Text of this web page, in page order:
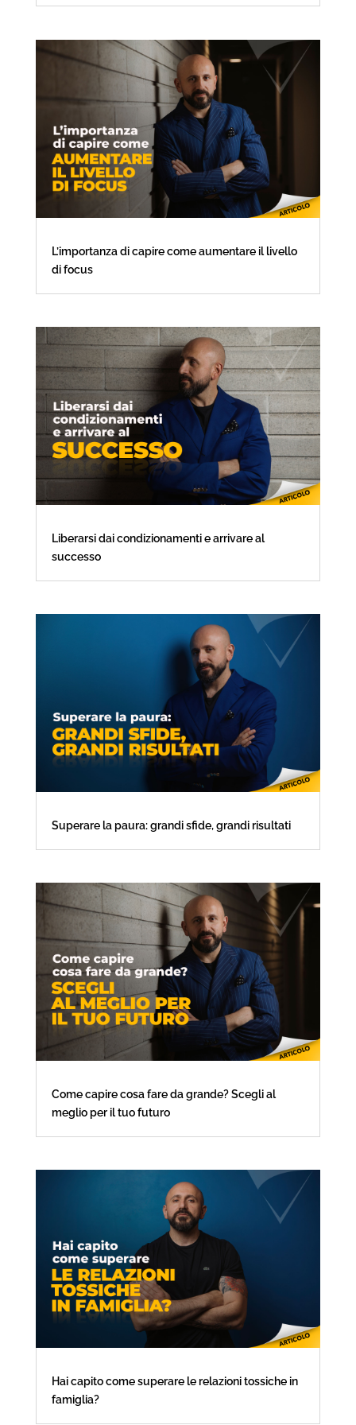
L’importanza di capire come aumentare il livello
di focus
Liberarsi dai condizionamenti e arrivare al
successo
Superare la paura: grandi sfide, grandi risultati
Come capire cosa fare da grande? Scegli al
meglio per il tuo futuro
Hai capito come superare le relazioni tossiche in
famiglia?